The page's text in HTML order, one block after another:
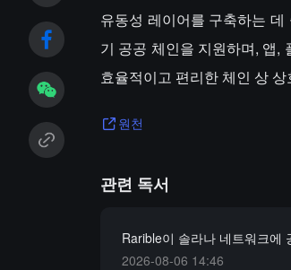
유동성 레이어를 구축하는
기 공공 체인을 지원하며, 앱,
효율적이고 편리한 체인 상
원천
관련 독서
Rarible이 솔라나 네트워크에
2026-08-06 14:46